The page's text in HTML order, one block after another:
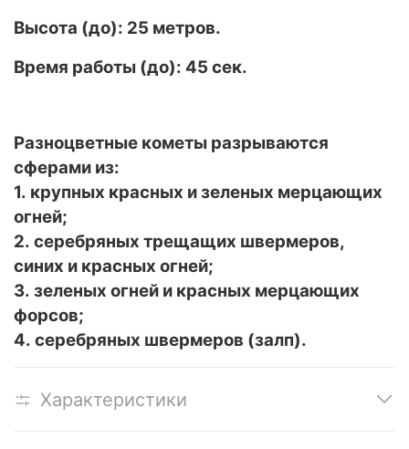
Высота (до): 25 метров.
Время работы (до): 45 сек.
Разноцветные кометы разрываются
сферами из:
1. крупных красных и зеленых мерцающих
огней;
2. серебряных трещащих швермеров,
синих и красных огней;
3. зеленых огней и красных мерцающих
форсов;
4. серебряных швермеров (залп).
Характеристики